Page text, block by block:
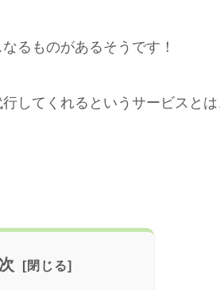
るものがあるそうです！
してくれるというサービスと